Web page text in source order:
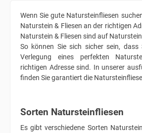
Wenn Sie gute Natursteinfliesen
Naturstein & Fliesen an der richtigen
Naturstein & Fliesen sind auf
So können Sie sich sicher sein,
Verlegung eines perfekten
richtigen Adresse sind. In unserer
finden Sie garantiert die
Sorten Natursteinfliesen
Es gibt verschiedene Sorten